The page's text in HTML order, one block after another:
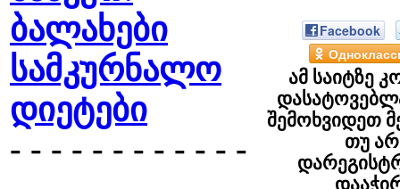
ბალახები
სამკურნალო
დიეტები
- - - - - - - - - - - -
Facebook
ამ საიტზე
შემოხვიდეთ
თუ